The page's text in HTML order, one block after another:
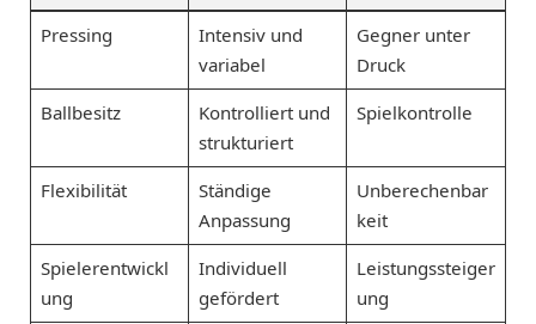
Pressing
Intensiv und
variabel
Gegner unter
Druck
Ballbesitz
Kontrolliert und
strukturiert
Spielkontrolle
Flexibilität
Ständige
Anpassung
Unberechenbar
keit
Spielerentwickl
ung
Individuell
gefördert
Leistungssteiger
ung